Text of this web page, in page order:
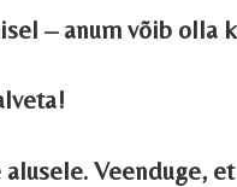
– anum võib olla
Veenduge,